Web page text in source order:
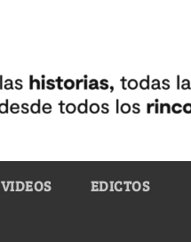
VIDEOS EDICTOS